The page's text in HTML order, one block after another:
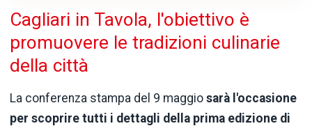
Cagliari in Tavola, l'obiettivo è
promuovere le tradizioni culinarie
della città
La conferenza stampa del 9 maggio sarà l'occasione
per scoprire tutti i dettagli della prima edizione di